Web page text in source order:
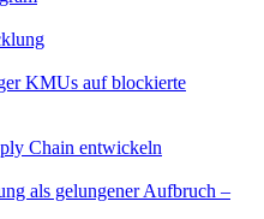
KMUs auf blockierte
Chain entwickeln
als gelungener Aufbruch –